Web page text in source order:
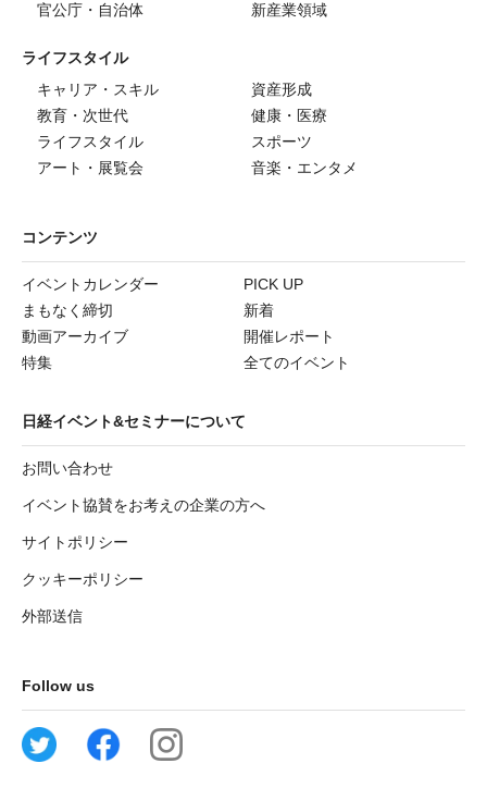
官公庁・自治体
新産業領域
ライフスタイル
キャリア・スキル
資産形成
教育・次世代
健康・医療
ライフスタイル
スポーツ
アート・展覧会
音楽・エンタメ
コンテンツ
イベントカレンダー
PICK UP
まもなく締切
新着
動画アーカイブ
開催レポート
特集
全てのイベント
日経イベント&セミナーについて
お問い合わせ
イベント協賛をお考えの企業の方へ
サイトポリシー
クッキーポリシー
外部送信
Follow us